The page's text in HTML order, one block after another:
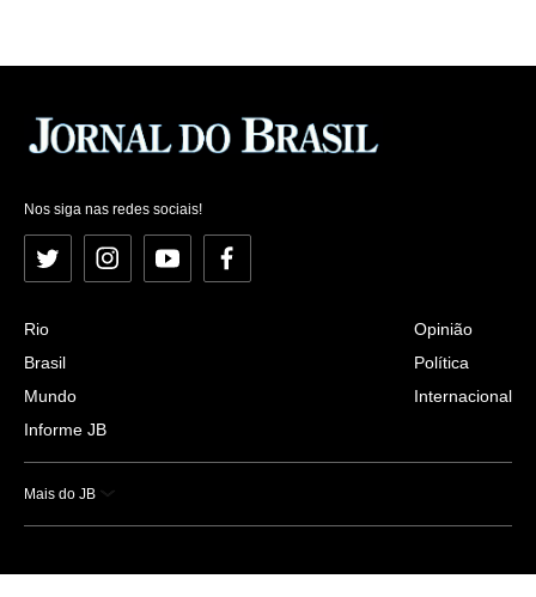
Nos siga nas redes sociais!
Twitter InstagramYouTubeFacebook
Rio
Brasil
Mundo
Informe JB
Opinião
Política
Internacional
Mais do JB
Esportes